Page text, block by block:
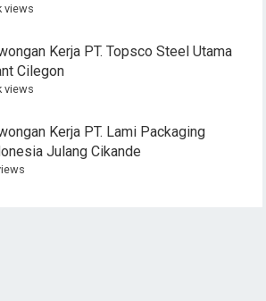
views
Kerja PT. Topsco Steel Utama
Cilegon
views
Kerja PT. Lami Packaging
Julang Cikande